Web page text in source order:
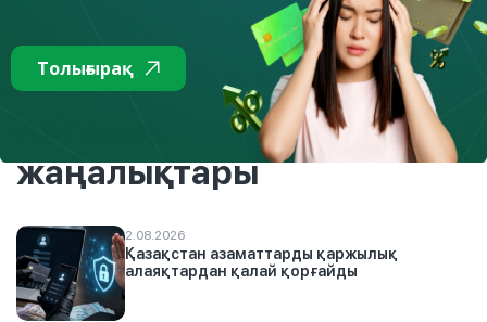
Тізімге
Аптаның үздік
жаңалықтары
2.08.2026
Қазақстан азаматтарды қаржылық
алаяқтардан қалай қорғайды
Толығырақ